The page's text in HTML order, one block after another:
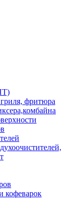
фритюра
кофеварок